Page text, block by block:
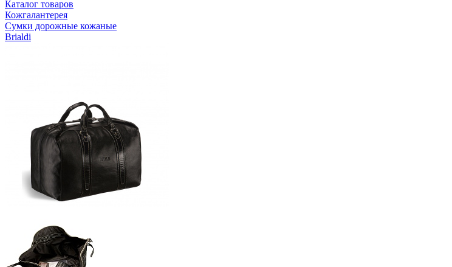
Каталог товаров
Кожгалантерея
Сумки дорожные кожаные
Brialdi